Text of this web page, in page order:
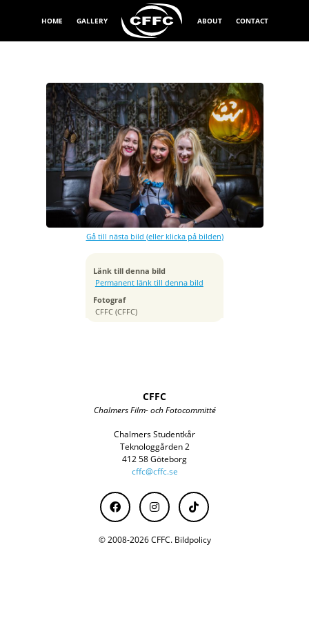
HOME GALLERY ABOUT CONTACT
Gå till nästa bild (eller klicka på bilden)
Länk till denna bild
Permanent länk till denna bild
Fotograf
CFFC (CFFC)
Exponeringstid
1/160 sek
Bländare
f/7.1
Kamera
Canon EOS 7D
Tagen
ISO
100
Brännvidd
40 mm
CFFC
Chalmers Film- och Fotocommitté
Chalmers Studentkår
Teknologgården 2
412 58 Göteborg
cffc@cffc.se
© 2008-2026 CFFC. Bildpolicy